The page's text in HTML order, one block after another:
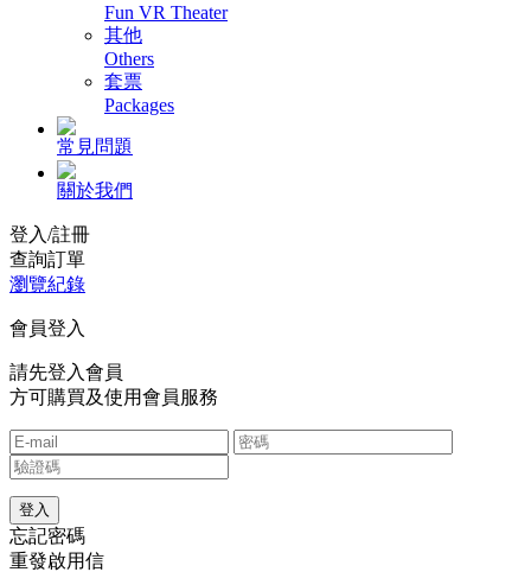
Fun VR Theater
其他
Others
套票
Packages
常見問題
關於我們
登入/註冊
查詢訂單
瀏覽紀錄
會員登入
請先登入會員
方可購買及使用會員服務
忘記密碼
重發啟用信